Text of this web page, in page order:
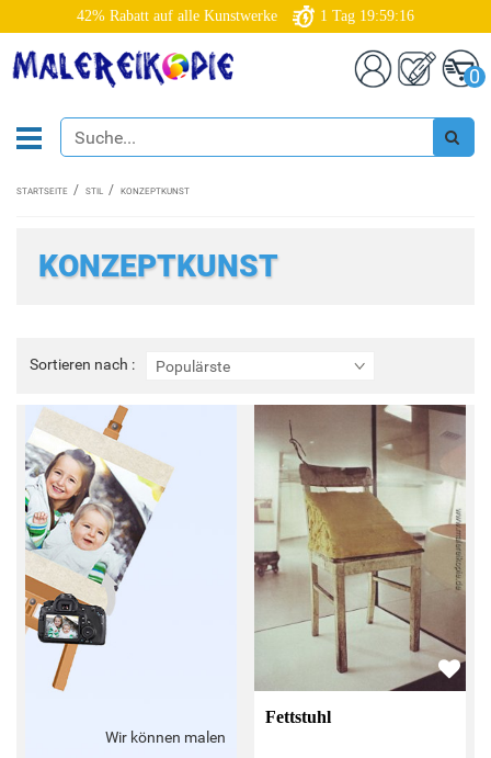
42% Rabatt auf alle Kunstwerke 1 Tag 19:59:14
0
STARTSEITE STIL KONZEPTKUNST
KONZEPTKUNST
Sortieren nach : Populärste
Sortieren
nach
Wir können malen
Fettstuhl